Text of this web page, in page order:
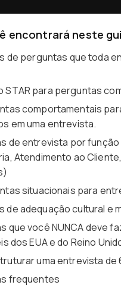
encontrará neste
de perguntas que toda
STAR para perguntas
comportamentais
em uma entrevista.
de entrevista por função
Atendimento ao
situacionais para
de adequação cultural e
que você NUNCA deve
dos EUA e do Reino
uma entrevista de
frequentes